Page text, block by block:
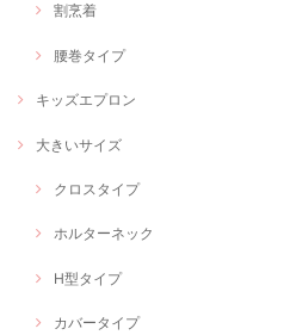
割烹着
腰巻タイプ
キッズエプロン
大きいサイズ
クロスタイプ
ホルターネック
H型タイプ
カバータイプ